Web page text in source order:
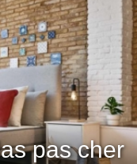
pas cher